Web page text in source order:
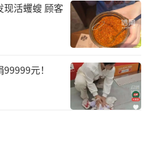
现活蠼螋 顾客
元！